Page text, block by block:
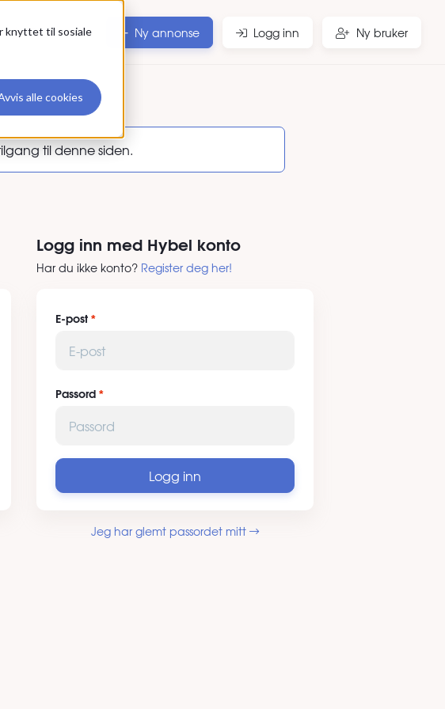
knyttet til sosiale
alle cookies
Premium Ny annonse Logg inn Ny bruker
til denne siden.
Logg inn med Hybel konto
Har du ikke konto? Register deg her!
E-post
Passord
Logg inn
Jeg har glemt passordet mitt